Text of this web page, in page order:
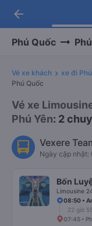
-
arrow_back
Phú Quốc
Vé xe khách xe đi
Phú Quốc
Vé xe
Phú Yên: 2
Vexere
Ngày cập
Bốn
Limousine
08:50 •
22 giờ
07:45 •